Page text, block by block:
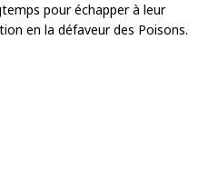
pour échapper à leur
en la défaveur des Poisons.